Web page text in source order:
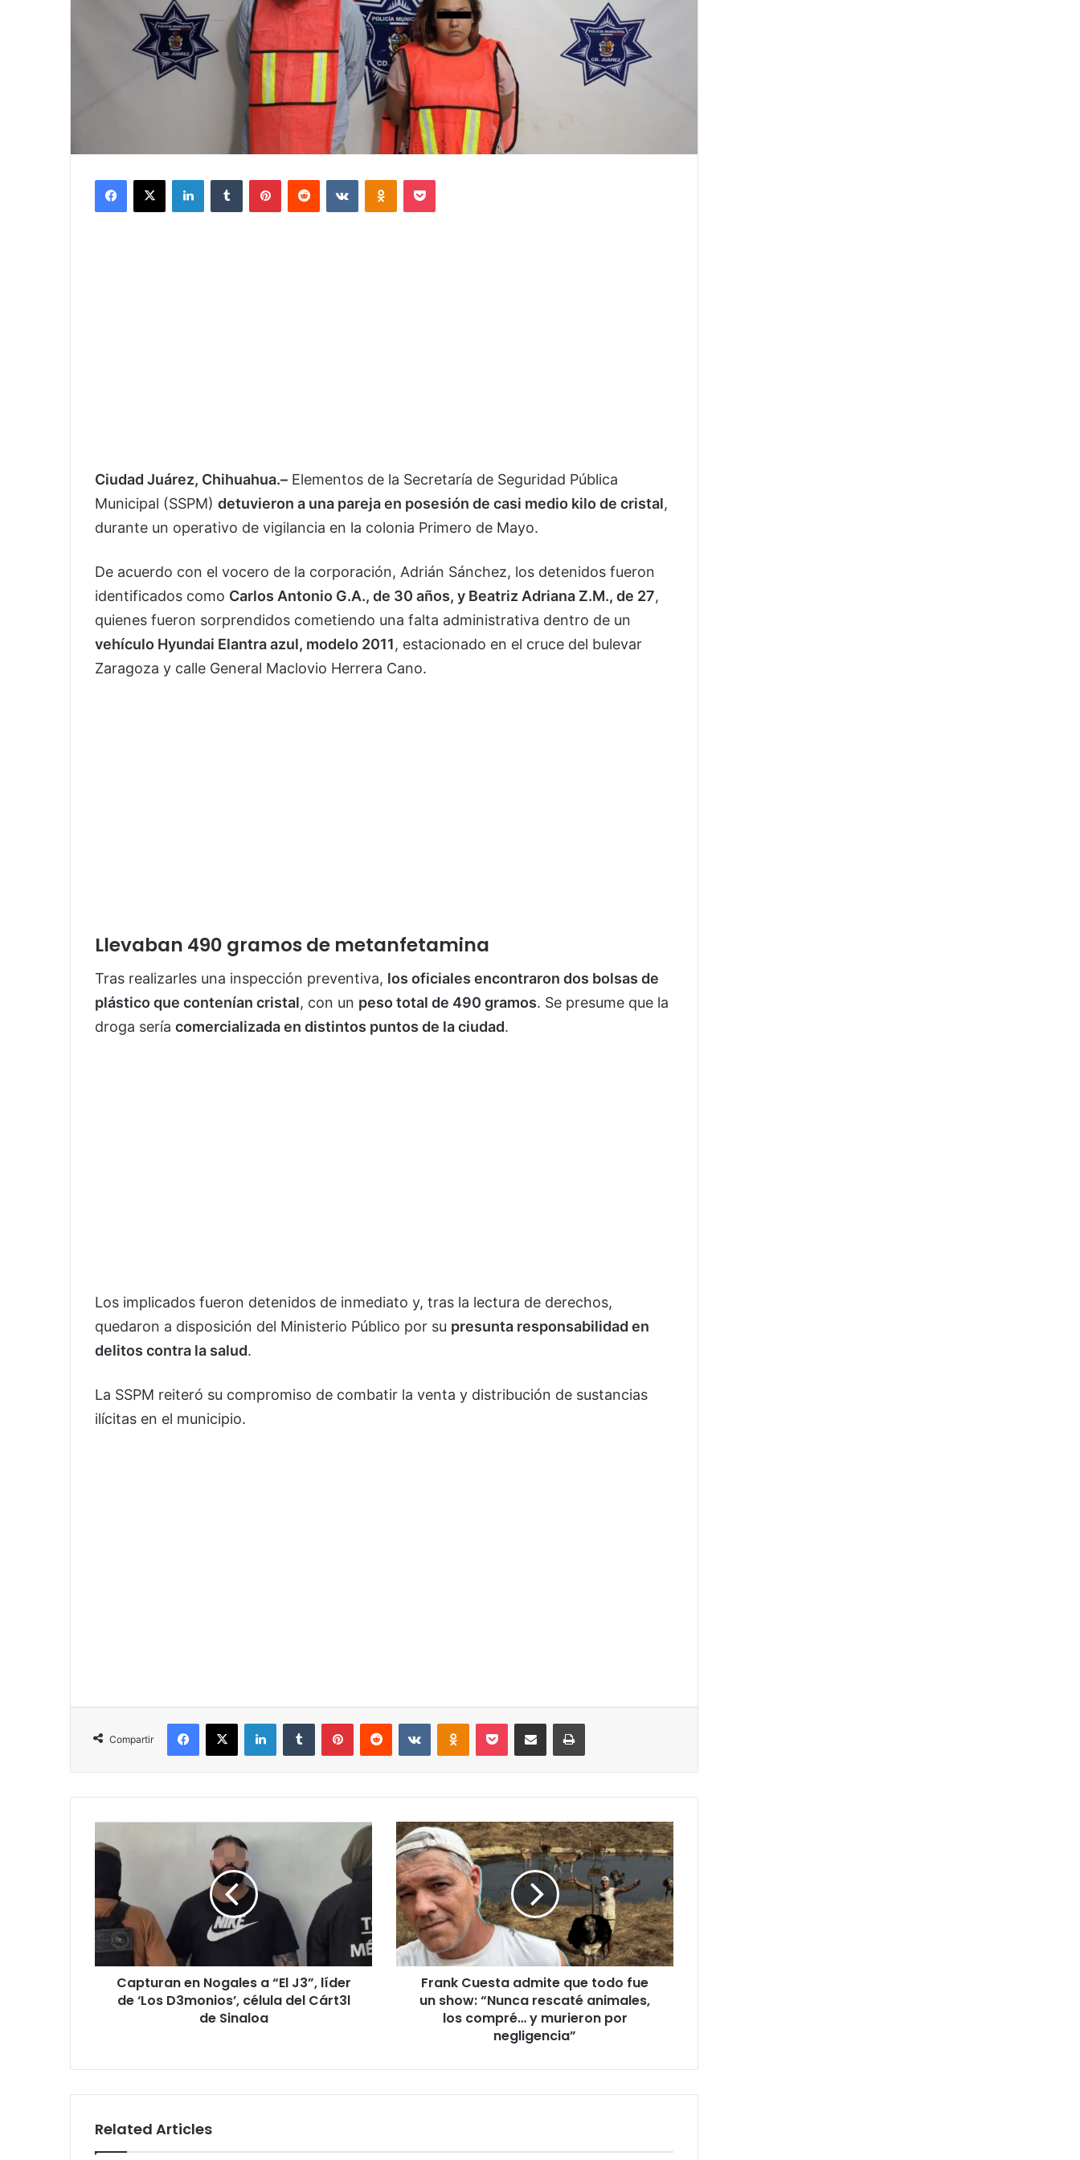
Facebook
X LinkedInTumblr PinterestReddit VKontakteOdnoklassniki
Pocket
Ciudad Juárez, Chihuahua.– Elementos de la Secretaría de Seguridad Pública
Municipal (SSPM) detuvieron a una pareja en posesión de casi medio kilo de cristal,
durante un operativo de vigilancia en la colonia Primero de Mayo.
De acuerdo con el vocero de la corporación, Adrián Sánchez, los detenidos fueron
identificados como Carlos Antonio G.A., de 30 años, y Beatriz Adriana Z.M., de 27,
quienes fueron sorprendidos cometiendo una falta administrativa dentro de un
vehículo Hyundai Elantra azul, modelo 2011, estacionado en el cruce del bulevar
Zaragoza y calle General Maclovio Herrera Cano.
Llevaban 490 gramos de metanfetamina
Tras realizarles una inspección preventiva, los oficiales encontraron dos bolsas de
plástico que contenían cristal, con un peso total de 490 gramos. Se presume que la
droga sería comercializada en distintos puntos de la ciudad.
Los implicados fueron detenidos de inmediato y, tras la lectura de derechos,
quedaron a disposición del Ministerio Público por su presunta responsabilidad en
delitos contra la salud.
La SSPM reiteró su compromiso de combatir la venta y distribución de sustancias
ilícitas en el municipio.
Compartir
Facebook
X LinkedInTumblr PinterestReddit VKontakteOdnoklassniki
Pocket Share via Email Print
en
Nogales
“El
J3”,
líder
de
‘Los
D3monios’,
célula
Capturan en Nogales a “El J3”, líder
de ‘Los D3monios’, célula del Cárt3l
de Sinaloa
Frank
Cuesta
admite
que
todo
fue
un
show:
“Nunca
rescaté
animales,
negligencia”
Frank Cuesta admite que todo fue
un show: “Nunca rescaté animales,
los compré… y murieron por
negligencia”
Related Articles